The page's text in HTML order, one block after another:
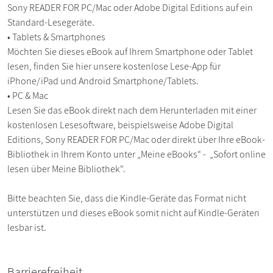
Sony READER FOR PC/Mac oder Adobe Digital Editions auf ein
Standard-Lesegeräte.
• Tablets & Smartphones
Möchten Sie dieses eBook auf Ihrem Smartphone oder Tablet
lesen, finden Sie hier unsere kostenlose Lese-App für
iPhone/iPad und Android Smartphone/Tablets.
• PC & Mac
Lesen Sie das eBook direkt nach dem Herunterladen mit einer
kostenlosen Lesesoftware, beispielsweise Adobe Digital
Editions, Sony READER FOR PC/Mac oder direkt über Ihre eBook-
Bibliothek in Ihrem Konto unter „Meine eBooks“ - „Sofort online
lesen über Meine Bibliothek“.
Bitte beachten Sie, dass die Kindle-Geräte das Format nicht
unterstützen und dieses eBook somit nicht auf Kindle-Geräten
lesbar ist.